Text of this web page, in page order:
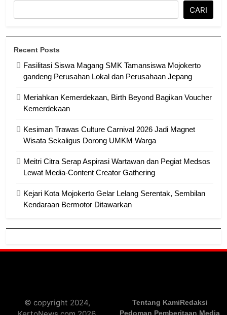
CARI
Recent Posts
Fasilitasi Siswa Magang SMK Tamansiswa Mojokerto
gandeng Perusahan Lokal dan Perusahaan Jepang
Meriahkan Kemerdekaan, Birth Beyond Bagikan Voucher
Kemerdekaan
Kesiman Trawas Culture Carnival 2026 Jadi Magnet
Wisata Sekaligus Dorong UMKM Warga
Meitri Citra Serap Aspirasi Wartawan dan Pegiat Medsos
Lewat Media-Content Creator Gathering
Kejari Kota Mojokerto Gelar Lelang Serentak, Sembilan
Kendaraan Bermotor Ditawarkan
© copyright 2024,
Tentang KamiRedaksi
Pedoman Pemberitaan Media